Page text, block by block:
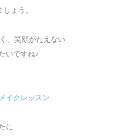
ょう。
、笑顔がたえない
いですね♪
イクレッスン
に